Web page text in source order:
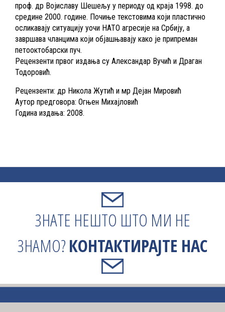
проф. др Војиславу Шешељу у периоду од краја 1998. до
средине 2000. године. Почиње текстовима који пластично
осликавају ситуацију уочи НАТО агресије на Србију, а
завршава чланцима који објашњавају како је припреман
петооктобарски пуч.
Рецензенти првог издања су Александар Вучић и Драган
Тодоровић.
Рецензенти: др Никола Жутић и мр Дејан Мировић
Аутор предговора: Огњен Михајловић
Година издања: 2008.
ЗНАТЕ НЕШТО ШТО МИ НЕ
ЗНАМО?КОНТАКТИРАЈТЕ НАС